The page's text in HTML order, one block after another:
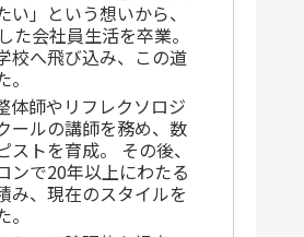
い」という想いから、
た会社員生活を卒業。
校へ飛び込み、この道
体師やリフレクソロジ
ールの講師を務め、数
ストを育成。 その後、
ンで20年以上にわたる
み、現在のスタイルを